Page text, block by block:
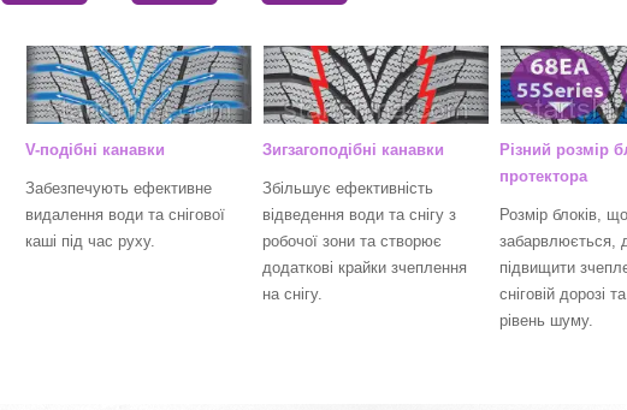
V-подібні канавки
Забезпечують ефективне
видалення води та снігової
каші під час руху.
Зигзагоподібні канавки
Збільшує ефективність
відведення води та снігу з
робочої зони та створює
додаткові крайки зчеплення
на снігу.
Різний розмір
протектора
Розмір блоків, що
забарвлюється,
підвищити
сніговій дорозі
рівень шуму.